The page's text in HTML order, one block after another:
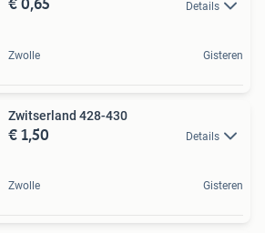
Details
Zwolle Gisteren
Zwitserland 428-430
€ 1,50 Details
Zwolle Gisteren